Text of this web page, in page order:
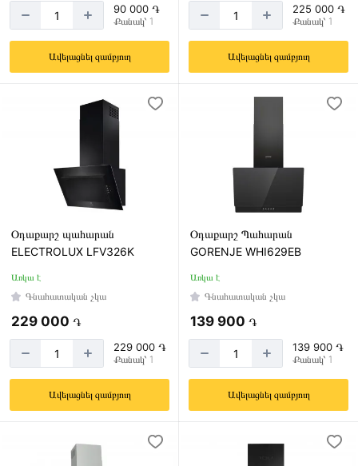
Ռուսաստան
Սլովենիա
2022
թ
2023
թ
2024
թ
Քաշող
90 000 ֏
Քանակ՝ 1
Ավելացնել զամբյուղ
225 000 ֏
Քանակ՝ 1
Ավելացնել զամբյուղ
Օդաքարշ պահարան
ELECTROLUX LFV326K
Առկա է
Գնահատական չկա
229 000 ֏
229 000 ֏
Քանակ՝ 1
Ավելացնել զամբյուղ
Օդաքարշ Պահարան
GORENJE WHI629EB
Առկա է
Գնահատական չկա
139 900 ֏
139 900 ֏
Քանակ՝ 1
Ավելացնել զամբյուղ